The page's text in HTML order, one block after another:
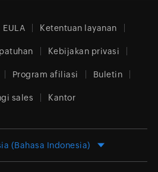
EULA Ketentuan layanan
Kebijakan privasi
Program afiliasi Buletin
sales Kantor
(Bahasa Indonesia)